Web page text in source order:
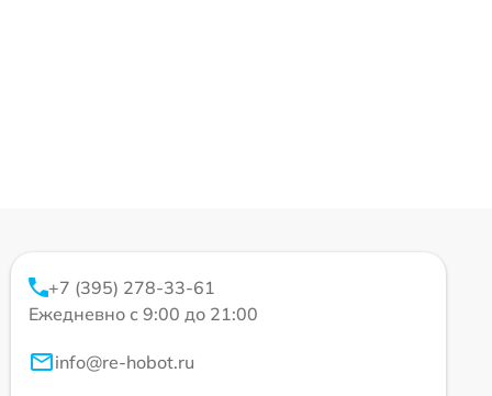
+7 (395) 278-33-61
Ежедневно с 9:00 до 21:00
info@re-hobot.ru